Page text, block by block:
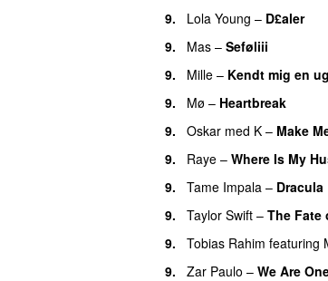
9.
Lola Young – D£aler
9.
Mas – Seføliii
9.
Mille – Kendt mig en
9.
Mø – Heartbreak
9.
Oskar med K – Make
9.
Raye – Where Is My
9.
Tame Impala – Dracula
9.
Taylor Swift – The Fate
9.
Tobias Rahim featuring
9.
Zar Paulo – We Are